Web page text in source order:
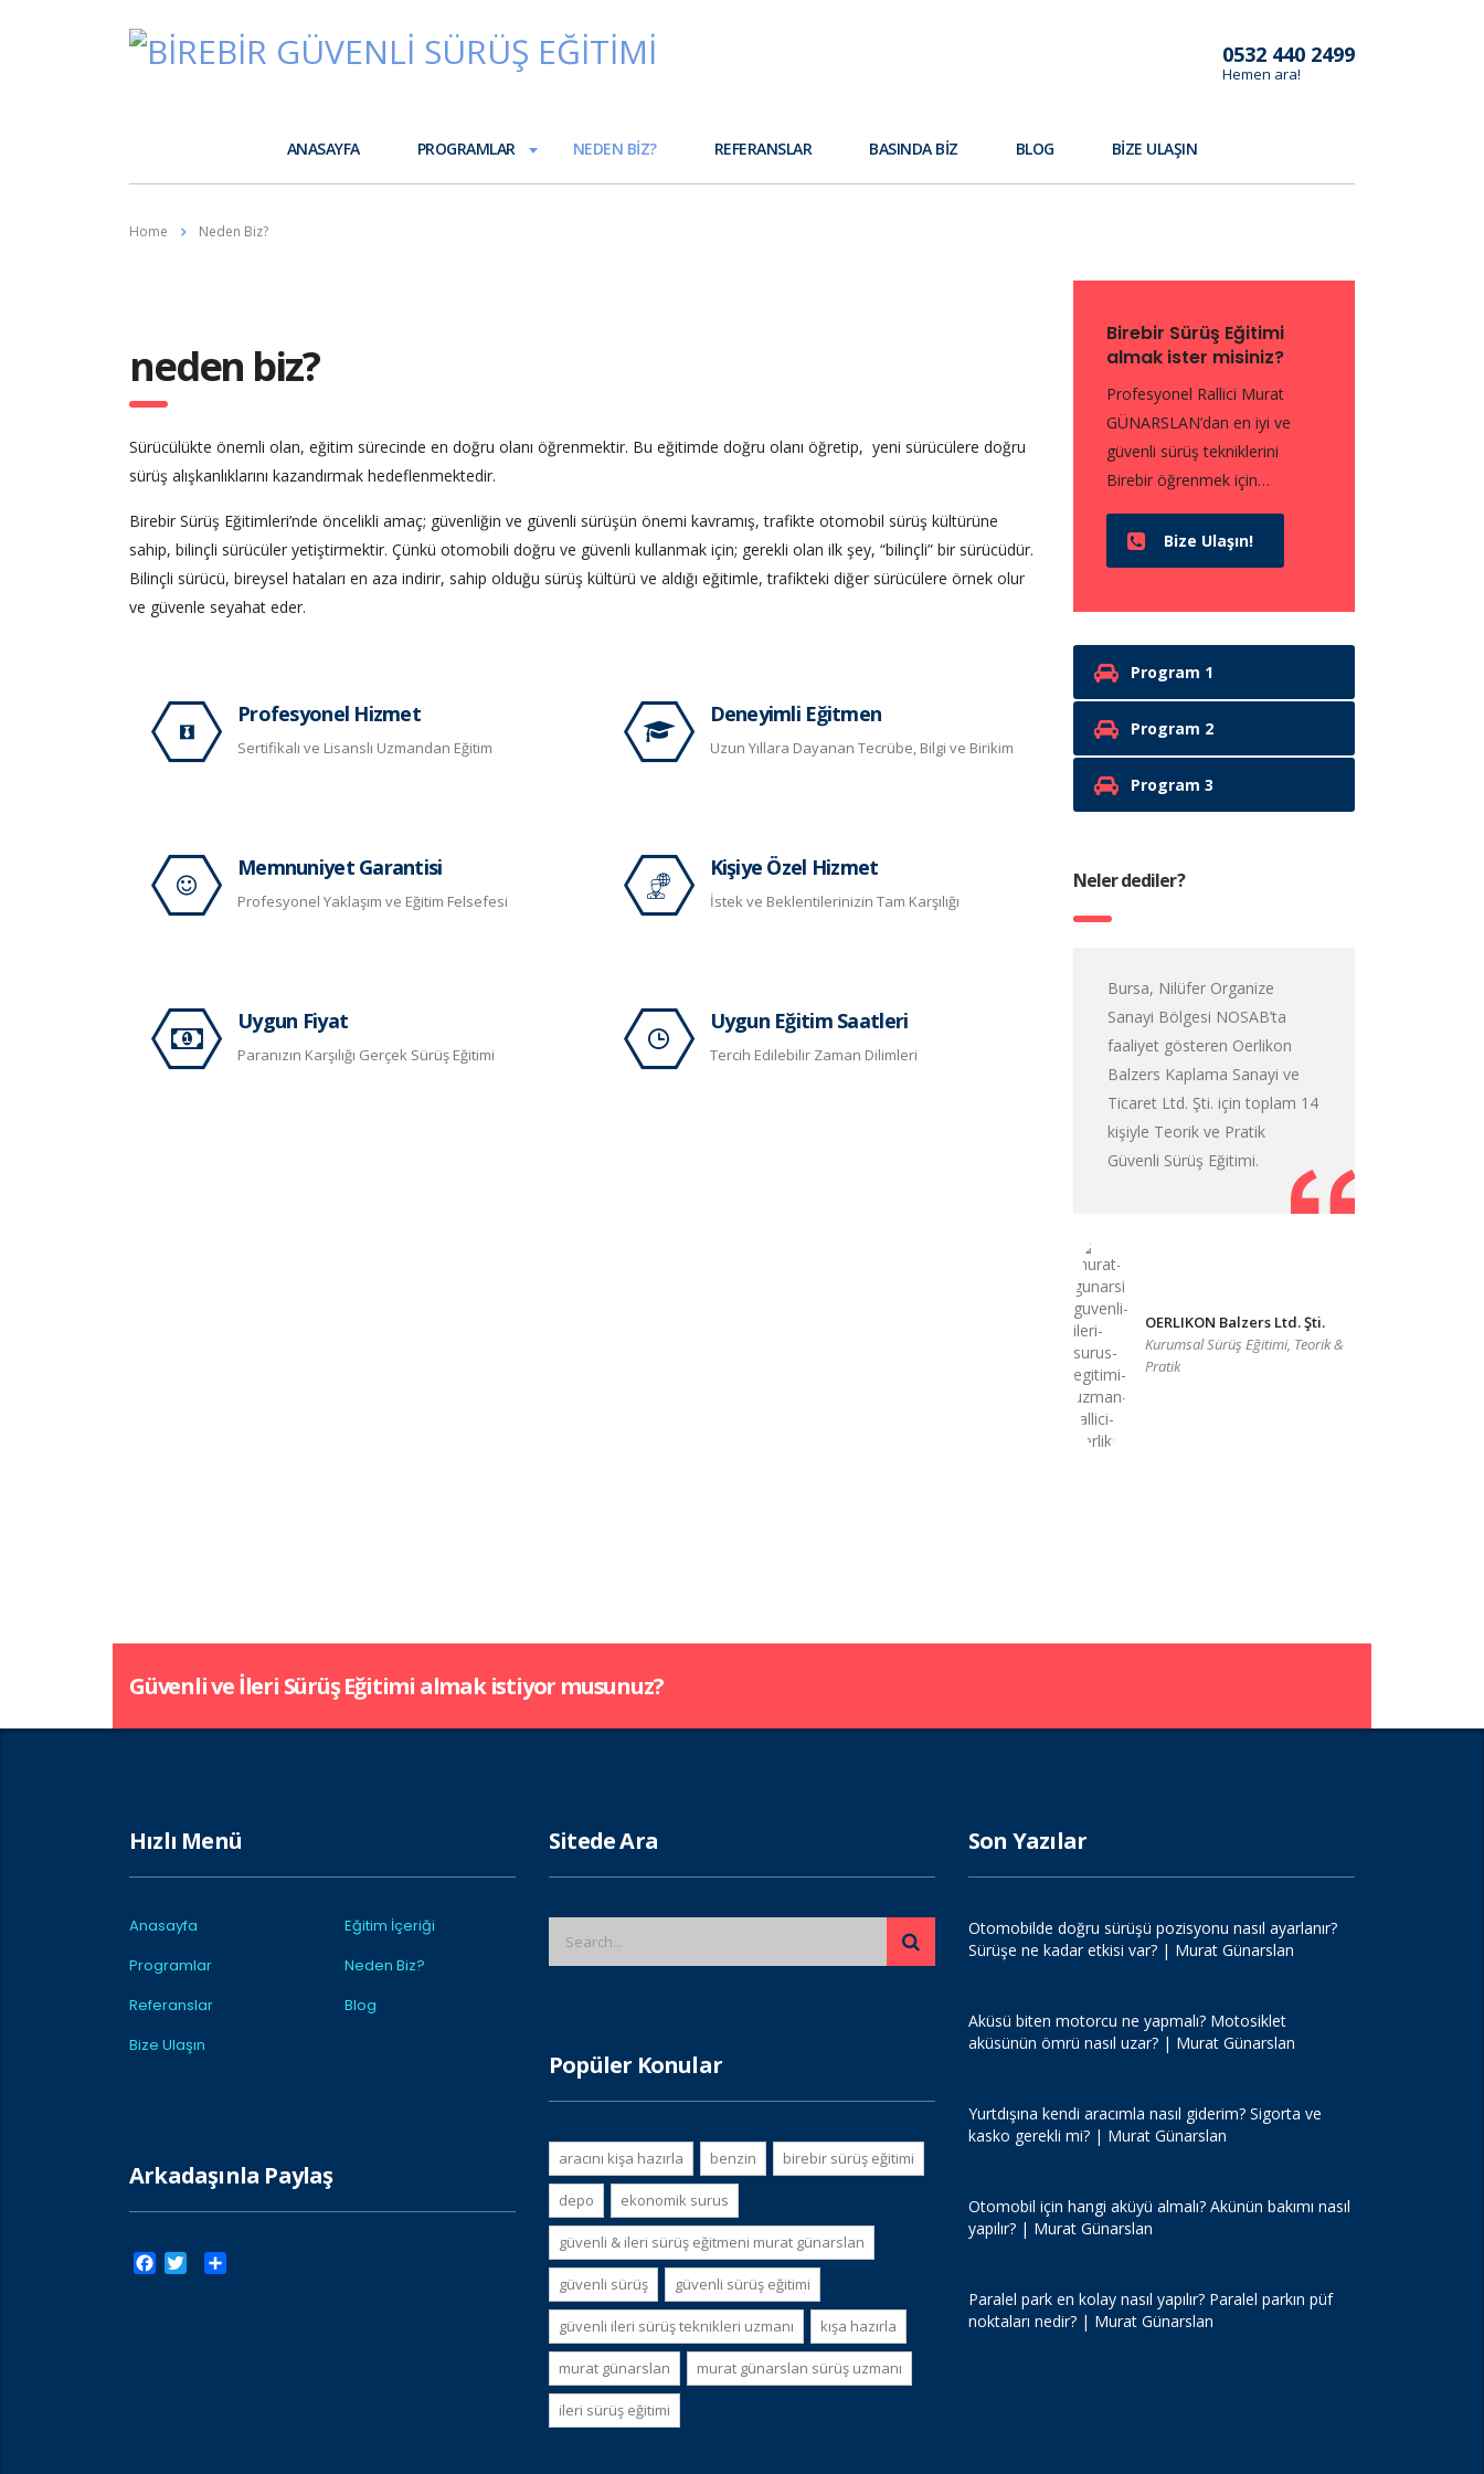
0532 440 2499
Hemen ara!
ANASAYFA PROGRAMLAR NEDEN BIZ? REFERANSLAR BASINDA BIZ BLOG BIZE ULAŞIN
Home Neden Biz?
neden biz?
Sürücülükte önemli olan, eğitim sürecinde en doğru olanı öğrenmektir. Bu eğitimde doğru olanı öğretip, yeni sürücülere doğru
sürüş alışkanlıklarını kazandırmak hedeflenmektedir.
Birebir Sürüş Eğitimleri’nde öncelikli amaç; güvenliğin ve güvenli sürüşün önemi kavramış, trafikte otomobil sürüş kültürüne
sahip, bilinçli sürücüler yetiştirmektir. Çünkü otomobili doğru ve güvenli kullanmak için; gerekli olan ilk şey, “bilinçli” bir sürücüdür.
Bilinçli sürücü, bireysel hataları en aza indirir, sahip olduğu sürüş kültürü ve aldığı eğitimle, trafikteki diğer sürücülere örnek olur
ve güvenle seyahat eder.
Profesyonel Hizmet
Sertifikalı ve Lisanslı Uzmandan Eğitim
Deneyimli Eğitmen
Uzun Yıllara Dayanan Tecrübe, Bilgi ve Birikim
Memnuniyet Garantisi
Profesyonel Yaklaşım ve Eğitim Felsefesi
Kişiye Özel Hizmet
İstek ve Beklentilerinizin Tam Karşılığı
Uygun Fiyat
Paranızın Karşılığı Gerçek Sürüş Eğitimi
Uygun Eğitim Saatleri
Tercih Edilebilir Zaman Dilimleri
Birebir Sürüş Eğitimi
almak ister misiniz?
Profesyonel Rallici Murat
GÜNARSLAN’dan en iyi ve
güvenli sürüş tekniklerini
Birebir öğrenmek için…
Bize Ulaşın!
Program 1
Program 2
Program 3
Neler dediler?
Bursa, Nilüfer Organize
Sanayi Bölgesi NOSAB’ta
faaliyet gösteren Oerlikon
Balzers Kaplama Sanayi ve
Ticaret Ltd. Şti. için toplam 14
kişiyle Teorik ve Pratik
Güvenli Sürüş Eğitimi.
OERLIKON Balzers Ltd. Şti.
Kurumsal Sürüş Eğitimi, Teorik &
Pratik
Güvenli ve İleri Sürüş Eğitimi almak istiyor musunuz?
Hızlı Menü
Anasayfa
Eğitim İçeriği
Programlar
Neden Biz?
Referanslar
Blog
Bize Ulaşın
Arkadaşınla Paylaş
Facebook
Twitter
Sitede Ara
Popüler Konular
aracını kişa hazırla benzin birebir sürüş eğitimi
depo ekonomik surus
güvenli & i̇leri sürüş eğitmeni murat günarslan
güvenli sürüş güvenli sürüş eğitimi
güvenli i̇leri sürüş teknikleri uzmanı kışa hazırla
murat günarslan murat günarslan sürüş uzmanı
i̇leri sürüş eğitimi
Son Yazılar
Otomobilde doğru sürüşü pozisyonu nasıl ayarlanır?
Sürüşe ne kadar etkisi var? | Murat Günarslan
Aküsü biten motorcu ne yapmalı? Motosiklet
aküsünün ömrü nasıl uzar? | Murat Günarslan
Yurtdışına kendi aracımla nasıl giderim? Sigorta ve
kasko gerekli mi? | Murat Günarslan
Otomobil için hangi aküyü almalı? Akünün bakımı nasıl
yapılır? | Murat Günarslan
Paralel park en kolay nasıl yapılır? Paralel parkın püf
noktaları nedir? | Murat Günarslan